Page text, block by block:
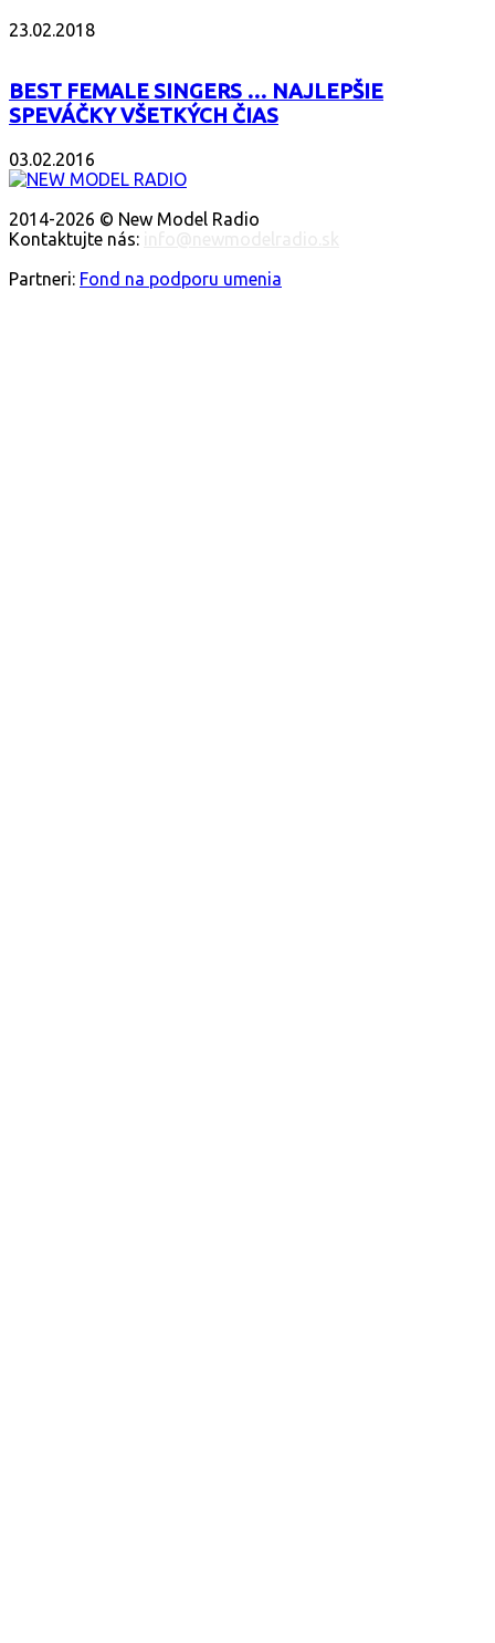
23.02.2018
BEST FEMALE SINGERS … NAJLEPŠIE
SPEVÁČKY VŠETKÝCH ČIAS
03.02.2016
2014-2026 © New Model Radio
Kontaktujte nás:
Partneri: Fond na podporu umenia